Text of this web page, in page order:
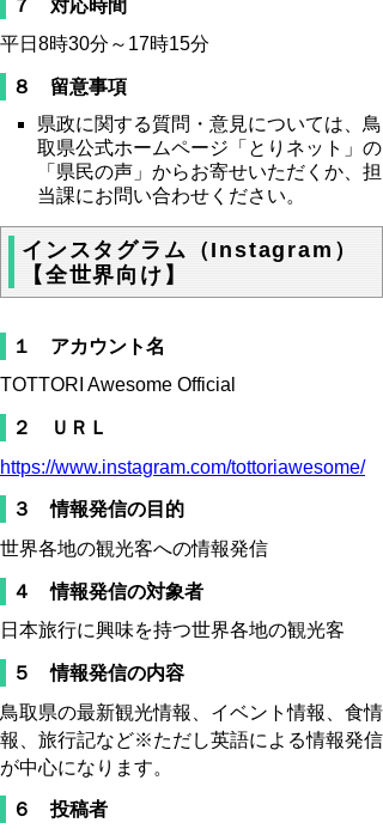
７ 対応時間
平日8時30分～17時15分
８ 留意事項
県政に関する質問・意見については、鳥
取県公式ホームページ「とりネット」の
「県民の声」からお寄せいただくか、担
当課にお問い合わせください。
インスタグラム（Instagram）
【全世界向け】
１ アカウント名
TOTTORI Awesome Official
２ ＵＲＬ
https://www.instagram.com/tottoriawesome/
３ 情報発信の目的
世界各地の観光客への情報発信
４ 情報発信の対象者
日本旅行に興味を持つ世界各地の観光客
５ 情報発信の内容
鳥取県の最新観光情報、イベント情報、食情
報、旅行記など※ただし英語による情報発信
が中心になります。
６ 投稿者